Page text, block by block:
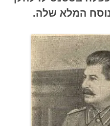
המלא שלה.